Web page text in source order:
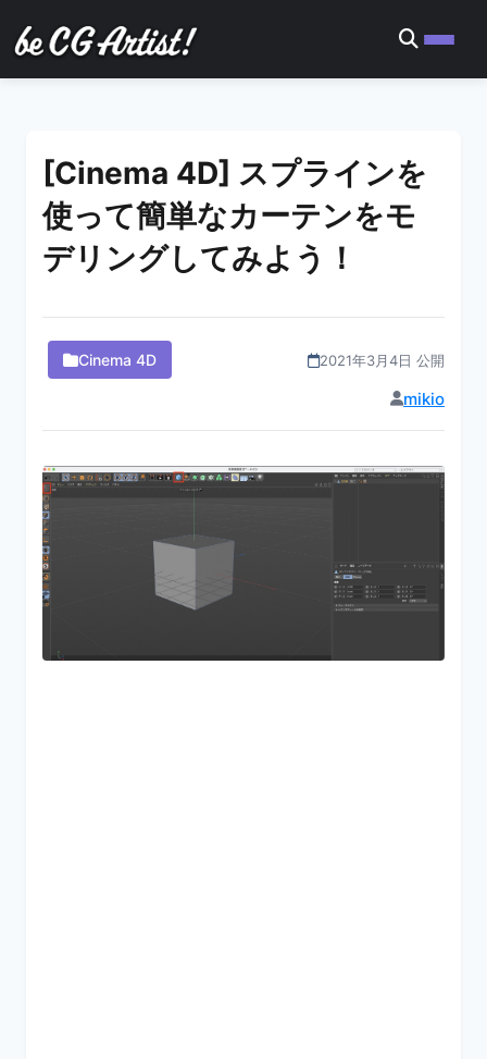
[Cinema 4D] スプラインを
使って簡単なカーテンをモ
デリングしてみよう！
Cinema 4D 2021年3月4日 公開
mikio